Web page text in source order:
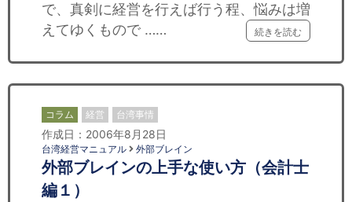
で、真剣に経営を行えば行う程、悩みは増
えてゆくもので ……
続きを読む
コラム 経営 台湾事情
作成日：2006年8月28日
台湾経営マニュアル 外部ブレイン
外部ブレインの上手な使い方（会計士
編１）